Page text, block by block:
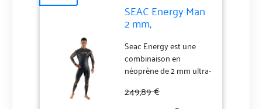
SEAC Energy Man
2 mm,
Combinaison Ultra-
élastique en
néoprène Lisse
Smooth Skin de 2
mm d’épaisseur
pour la Natation et
Seac Energy est une
combinaison en
néoprène de 2 mm ultra-
conçue pour tous les
249,89 €